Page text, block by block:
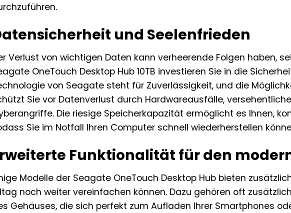
und Seelenfrieden
Verlust von wichtigen Daten kann verheerende Folgen haben,
OneTouch Desktop Hub 10TB investieren Sie in die
von Seagate steht für Zuverlässigkeit, und die
Sie vor Datenverlust durch Hardwareausfälle,
Die riesige Speicherkapazität ermöglicht es Ihnen,
Sie im Notfall Ihren Computer schnell wiederherstellen
Funktionalität für den
Modelle der Seagate OneTouch Desktop Hub bieten
noch weiter vereinfachen können. Dazu gehören oft
Gehäuses, die sich perfekt zum Aufladen Ihrer Smartphones